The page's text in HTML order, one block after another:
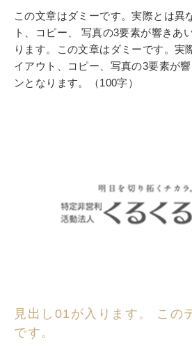
この文章はダミーです。実際とは異
ト、コピー、 写真の3要素が響きあ
ります。この文章はダミーです。実
イアウト、コピー、写真の3要素が
ンとなります。（100字）
見出し01が入ります。 この
です。